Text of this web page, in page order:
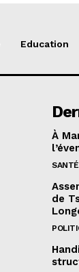
Education
À
SANTÉ
de